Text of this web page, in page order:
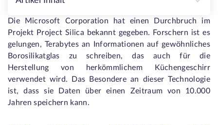
Die Microsoft Corporation hat einen Durchbruch im
Projekt Project Silica bekannt gegeben. Forschern ist es
gelungen, Terabytes an Informationen auf gewöhnliches
Borosilikatglas zu schreiben, das auch für die
Herstellung von herkömmlichem Küchengeschirr
verwendet wird. Das Besondere an dieser Technologie
ist, dass sie Daten über einen Zeitraum von 10.000
Jahren speichern kann.